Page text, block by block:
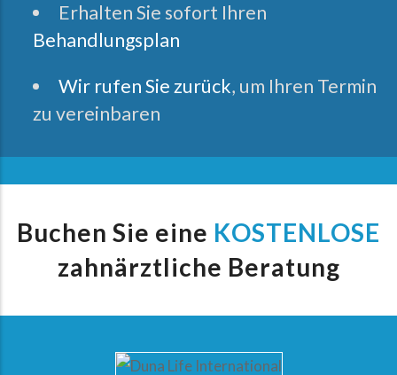
Erhalten Sie sofort Ihren
Behandlungsplan
Wir rufen Sie zurück, um Ihren Termin
zu vereinbaren
Buchen Sie eine KOSTENLOSE
zahnärztliche Beratung